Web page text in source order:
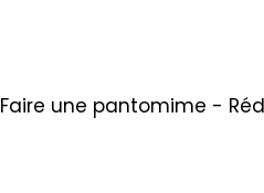
Faire une pantomime -